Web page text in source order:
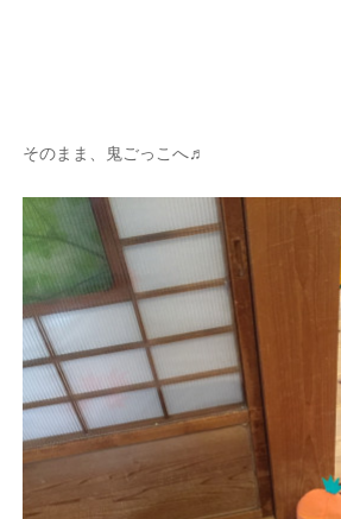
そのまま、鬼ごっこへ♬